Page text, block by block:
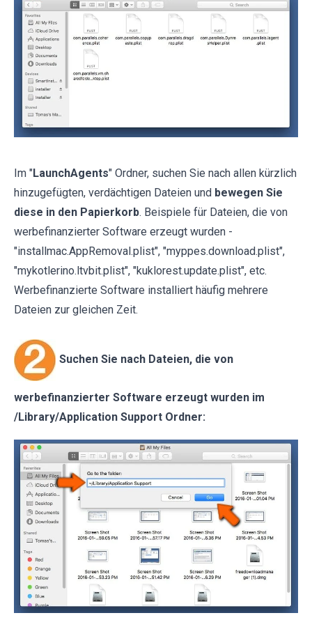
Im "LaunchAgents" Ordner, suchen Sie nach allen kürzlich
hinzugefügten, verdächtigen Dateien und bewegen Sie
diese in den Papierkorb. Beispiele für Dateien, die von
werbefinanzierter Software erzeugt wurden -
"installmac.AppRemoval.plist", "myppes.download.plist",
"mykotlerino.ltvbit.plist", "kuklorest.update.plist", etc.
Werbefinanzierte Software installiert häufig mehrere
Dateien zur gleichen Zeit.
Suchen Sie nach Dateien, die von
werbefinanzierter Software erzeugt wurden im
/Library/Application Support Ordner: